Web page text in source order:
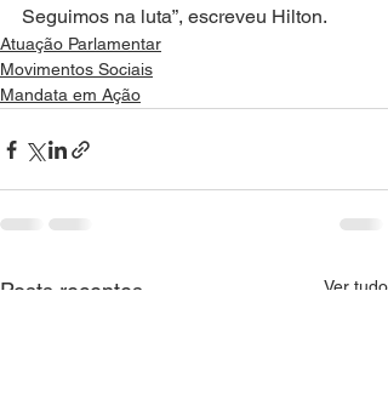
Seguimos na luta”, escreveu Hilton.
Atuação Parlamentar
Movimentos Sociais
Mandata em Ação
Posts recentes Ver tudo